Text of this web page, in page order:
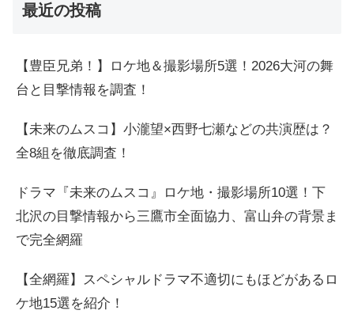
最近の投稿
【豊臣兄弟！】ロケ地＆撮影場所5選！2026大河の舞
台と目撃情報を調査！
【未来のムスコ】小瀧望×西野七瀬などの共演歴は？
全8組を徹底調査！
ドラマ『未来のムスコ』ロケ地・撮影場所10選！下
北沢の目撃情報から三鷹市全面協力、富山弁の背景ま
で完全網羅
【全網羅】スペシャルドラマ不適切にもほどがあるロ
ケ地15選を紹介！